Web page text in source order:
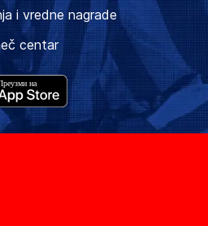
i vredne nagrade
centar